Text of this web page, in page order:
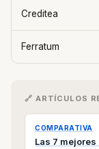
Creditea
Ferratum
🔗 ARTÍCULOS
COMPARATIVA
Las 7 mejores